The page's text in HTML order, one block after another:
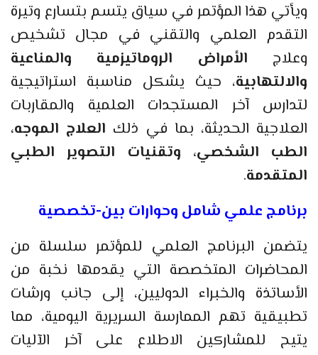
ويأتي هذا المؤتمر في سياق يتسم بتسارع وتيرة
التقدم العلمي والتقني في مجال تشخيص
وعلاج الأمراض الروماتيزمية والمناعية
والالتهابية، حيث يشكل مناسبة استراتيجية
لتدارس آخر المستجدات العلمية والمقاربات
العلاجية الحديثة، بما في ذلك العلاج الموجه،
الطب الشخصي، وتقنيات التصوير الطبي
المتقدمة.
برنامج علمي شامل وحوارات بين-تخصصية
يتضمن البرنامج العلمي للمؤتمر سلسلة من
المحاضرات المتخصصة التي يقدمها نخبة من
الأساتذة والخبراء الدوليين، إلى جانب ورشات
تطبيقية تهم الممارسة السريرية اليومية، مما
يتيح للمشاركين الاطلاع على آخر الآليات